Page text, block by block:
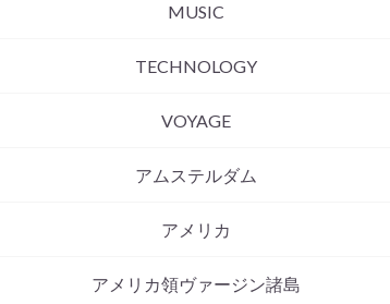
MUSIC
TECHNOLOGY
VOYAGE
アムステルダム
アメリカ
アメリカ領ヴァージン諸島